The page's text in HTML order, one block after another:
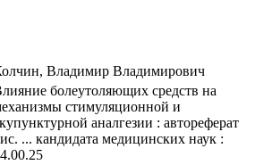
Владимир Владимирович
болеутоляющих средств на
стимуляционной и
аналгезии : автореферат
... кандидата медицинских наук :